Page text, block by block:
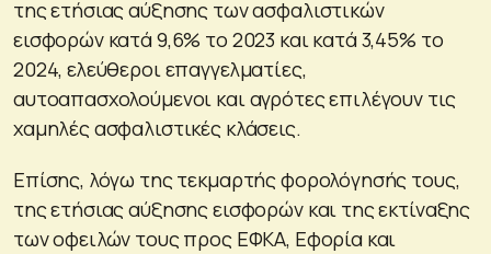
της ετήσιας αύξησης των ασφαλιστικών
εισφορών κατά 9,6% το 2023 και κατά 3,45% το
2024, ελεύθεροι επαγγελματίες,
αυτοαπασχολούμενοι και αγρότες επιλέγουν τις
χαμηλές ασφαλιστικές κλάσεις.
Επίσης, λόγω της τεκμαρτής φορολόγησής τους,
της ετήσιας αύξησης εισφορών και της εκτίναξης
των οφειλών τους προς ΕΦΚΑ, Εφορία και